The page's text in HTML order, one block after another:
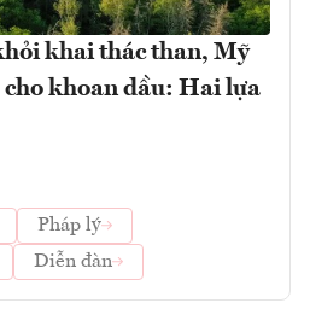
khai thác than, Mỹ
khoan dầu: Hai lựa
Pháp lý
Diễn đàn